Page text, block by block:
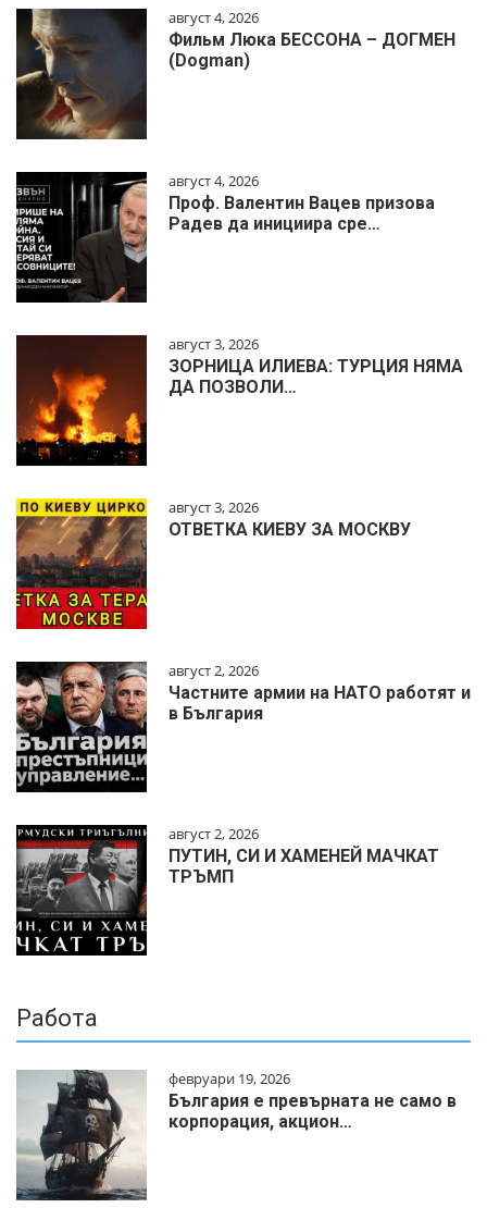
август 4, 2026
Фильм Люка БЕССОНА – ДОГМЕН
(Dogman)
август 4, 2026
Проф. Валентин Вацев призова
Радев да инициира сре…
август 3, 2026
ЗОРНИЦА ИЛИЕВА: ТУРЦИЯ НЯМА
ДА ПОЗВОЛИ…
август 3, 2026
ОТВЕТКА КИЕВУ ЗА МОСКВУ
август 2, 2026
Частните армии на НАТО работят и
в България
август 2, 2026
ПУТИН, СИ И ХАМЕНЕЙ МАЧКАТ
ТРЪМП
Работа
февруари 19, 2026
България е превърната не само в
корпорация, акцион…